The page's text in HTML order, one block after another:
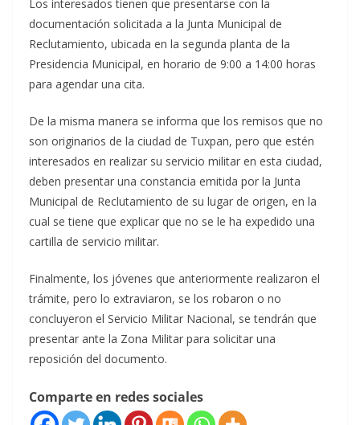
Los interesados tienen que presentarse con la
documentación solicitada a la Junta Municipal de
Reclutamiento, ubicada en la segunda planta de la
Presidencia Municipal, en horario de 9:00 a 14:00 horas
para agendar una cita.
De la misma manera se informa que los remisos que no
son originarios de la ciudad de Tuxpan, pero que estén
interesados en realizar su servicio militar en esta ciudad,
deben presentar una constancia emitida por la Junta
Municipal de Reclutamiento de su lugar de origen, en la
cual se tiene que explicar que no se le ha expedido una
cartilla de servicio militar.
Finalmente, los jóvenes que anteriormente realizaron el
trámite, pero lo extraviaron, se los robaron o no
concluyeron el Servicio Militar Nacional, se tendrán que
presentar ante la Zona Militar para solicitar una
reposición del documento.
Comparte en redes sociales